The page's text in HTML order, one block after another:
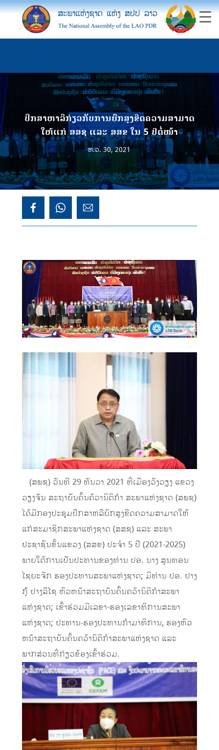
ປຶກສາຫາລືກ່ຽວກັບການຍົກສູງຂີດຄວາມສາມາດ
ໃຫ້ແກ່ ສສຊ ແລະ ສສຂ ໃນ 5 ປີຕໍ່ໜ້າ
ທ.ວ. 30, 2021
(ສພຊ) ວັນທີ 29 ທັນວາ 2021 ທີ່ເມືອງວັງວຽງ ແຂວງ
ວຽງຈັນ ສະຖາບັນຄົ້ນຄ້ວານິຕິກໍາ ສະພາແຫ່ງຊາດ (ສພຊ)
ໄດ້ມີກອງປະຊຸມປຶກສາຫລືຍົກສູງຂີດຄວາມສາມາດໃຫ້
ແກ່ສະມາຊິກສະພາແຫ່ງຊາດ (ສສຊ) ແລະ ສະພາ
ປະຊາຊົນຂັ້ນແຂວງ (ສສຂ) ປະຈຳ 5 ປີ (2021-2025)
ພາຍໃຕ້ການເປັນປະທານຂອງທ່ານ ປອ. ນາງ ສູນທອນ
ໄຊຍະຈັກ ຮອງປະທານສະພາແຫ່ງຊາດ; ມີທ່ານ ປອ. ຢາງ
ກູ້ ຢາງລືໄຊ ຫົວຫນ້າສະຖາບັນຄົ້ນຄວ້ານິຕິກໍາສະພາ
ແຫ່ງຊາດ; ເຂົ້າຮ່ວມມີເລຂາ-ຮອງເລຂາທິການສະພາ
ແຫ່ງຊາດ; ປະທານ-ຮອງປະທານກຳມາທິການ, ຮອງຫົວ
ຫນ້າສະຖາບັນຄົ້ນຄວ້ານິຕິກຳສະພາແຫ່ງຊາດ ແລະ
ພາກສ່ວນທີ່ກ່ຽວຂ້ອງເຂົ້າຮ່ວມ.